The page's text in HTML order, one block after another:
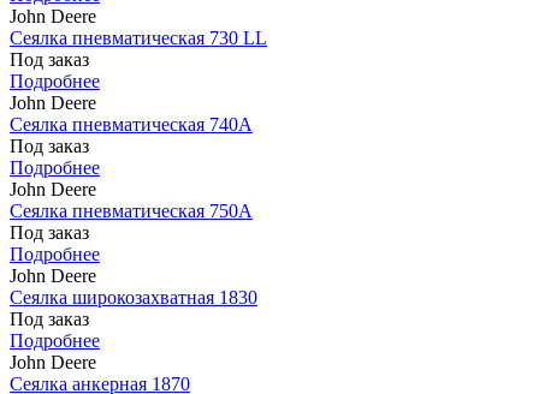
John Deere
Сеялка пневматическая 730 LL
Под заказ
Подробнее
John Deere
Сеялка пневматическая 740A
Под заказ
Подробнее
John Deere
Сеялка пневматическая 750A
Под заказ
Подробнее
John Deere
Сеялка широкозахватная 1830
Под заказ
Подробнее
John Deere
Сеялка анкерная 1870